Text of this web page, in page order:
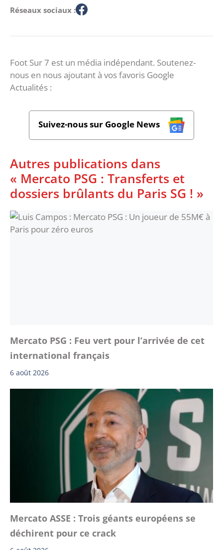
Réseaux sociaux :
Foot Sur 7 est un média indépendant. Soutenez-
nous en nous ajoutant à vos favoris Google
Actualités :
Suivez-nous sur Google News
Autres publications dans
« Mercato PSG : Transferts et
dossiers brûlants du Paris SG ! »
Mercato PSG : Feu vert pour l’arrivée de cet
international français
6 août 2026
Mercato ASSE : Trois géants européens se
déchirent pour ce crack